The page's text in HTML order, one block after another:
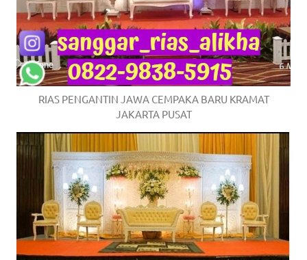
RIAS PENGANTIN JAWA CEMPAKA BARU KRAMAT
JAKARTA PUSAT